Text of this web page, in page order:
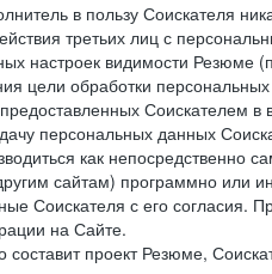
в пользу Соискателя
третьих лиц с
настроек видимости Резюме
цели обработки
персональных данных
как непосредственно
сайтам) программно
Соискателя с его согласия.
на Сайте.
проект Резюме,